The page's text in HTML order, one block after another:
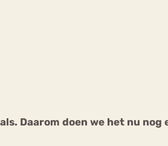
Daarom doen we het nu